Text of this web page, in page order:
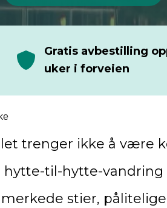
Gratis avbestilling
uker i forveien
trenger ikke å være
hytte-til-hytte-vandring
stier,